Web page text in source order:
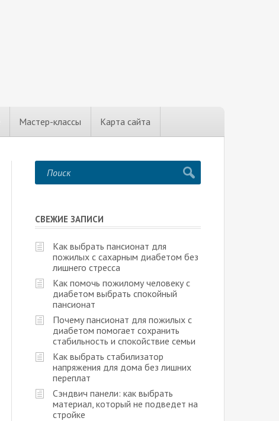
Мастер-классы Карта сайта
СВЕЖИЕ ЗАПИСИ
Как выбрать пансионат для
пожилых с сахарным диабетом без
лишнего стресса
Как помочь пожилому человеку с
диабетом выбрать спокойный
пансионат
Почему пансионат для пожилых с
диабетом помогает сохранить
стабильность и спокойствие семьи
Как выбрать стабилизатор
напряжения для дома без лишних
переплат
Сэндвич панели: как выбрать
материал, который не подведет на
стройке